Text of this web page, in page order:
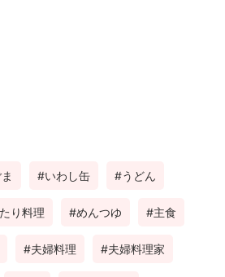
いわし缶 うどん
り料理 めんつゆ 主食
夫婦料理 夫婦料理家